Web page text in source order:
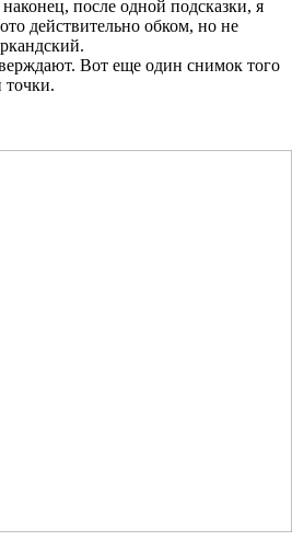
после одной подсказки, я
действительно обком, но не
Вот еще один снимок того
точки.